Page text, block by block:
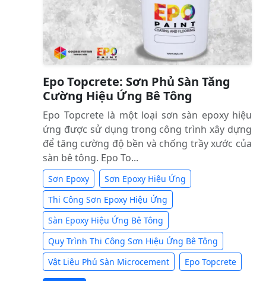
Epo Topcrete: Sơn Phủ Sàn Tăng
Cường Hiệu Ứng Bê Tông
Epo Topcrete là một loại sơn sàn epoxy hiệu
ứng được sử dụng trong công trình xây dựng
để tăng cường độ bền và chống trầy xước của
sàn bê tông. Epo To...
Sơn Epoxy
Sơn Epoxy Hiệu Ứng
Thi Công Sơn Epoxy Hiệu Ứng
Sàn Epoxy Hiệu Ứng Bê Tông
Quy Trình Thi Công Sơn Hiệu Ứng Bê Tông
Vật Liệu Phủ Sàn Microcement
Epo Topcrete